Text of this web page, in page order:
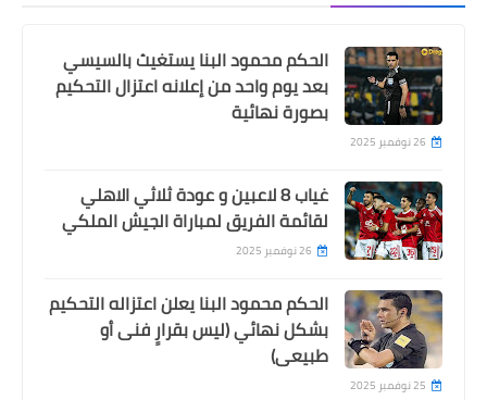
الحكم محمود البنا يستغيث بالسيسي
بعد يوم واحد من إعلانه اعتزال التحكيم
بصورة نهائية
26 نوفمبر 2025
غياب 8 لاعبين و عودة ثلاثي الاهلي
لقائمة الفريق لمباراة الجيش الملكي
26 نوفمبر 2025
الحكم محمود البنا يعلن اعتزاله التحكيم
بشكل نهائي (ليس بقرارٍ فنى أو
طبيعى)
25 نوفمبر 2025